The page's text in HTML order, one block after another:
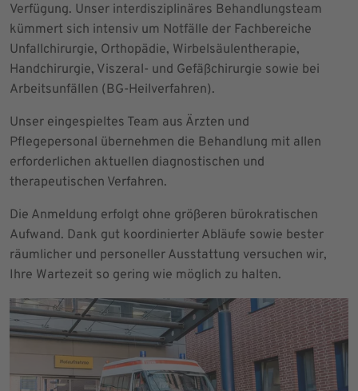
Verfügung. Unser interdisziplinäres Behandlungsteam
kümmert sich intensiv um Notfälle der Fachbereiche
Unfallchirurgie, Orthopädie, Wirbelsäulentherapie,
Handchirurgie, Viszeral- und Gefäßchirurgie sowie bei
Arbeitsunfällen (BG-Heilverfahren).
Unser eingespieltes Team aus Ärzten und
Pflegepersonal übernehmen die Behandlung mit allen
erforderlichen aktuellen diagnostischen und
therapeutischen Verfahren.
Die Anmeldung erfolgt ohne größeren bürokratischen
Aufwand. Dank gut koordinierter Abläufe sowie bester
räumlicher und personeller Ausstattung versuchen wir,
Ihre Wartezeit so gering wie möglich zu halten.